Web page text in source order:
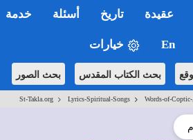
عقيدة تاريخ أسئلة خدمة
En خيارات
بحث الكتاب المقدس بحث الصور
St-Takla.org > Lyrics-Spiritual-Songs > Words-of-Coptic-